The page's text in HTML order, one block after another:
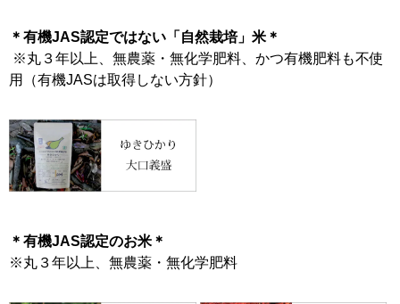
＊有機JAS認定ではない「自然栽培」米＊
※丸３年以上、無農薬・無化学肥料、かつ有機肥料も不使
用（有機JASは取得しない方針）
＊有機JAS認定のお米＊
※丸３年以上、無農薬・無化学肥料